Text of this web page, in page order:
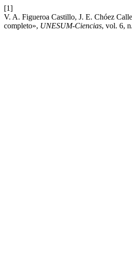
[1]
V. A. Figueroa Castillo, J. E. Chóez
completo», UNESUM-Ciencias, vol. 6,